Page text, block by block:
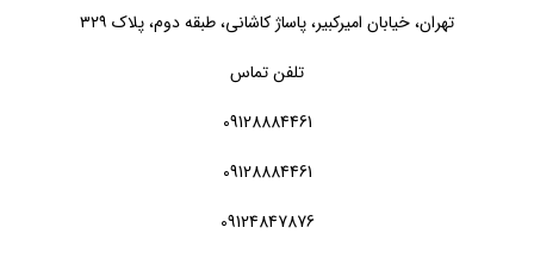
تهران، خیابان امیرکبیر، پاساژ کاشانی، طبقه دوم، پلاک ۳۲۹
تلفن تماس
09128884461
09128884461
09124847876